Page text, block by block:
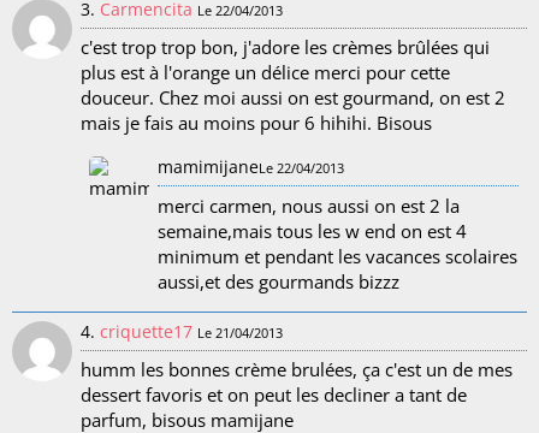
3. Carmencita Le 22/04/2013
c'est trop trop bon, j'adore les crèmes brûlées qui
plus est à l'orange un délice merci pour cette
douceur. Chez moi aussi on est gourmand, on est 2
mais je fais au moins pour 6 hihihi. Bisous
mamimijaneLe 22/04/2013
merci carmen, nous aussi on est 2 la
semaine,mais tous les w end on est 4
minimum et pendant les vacances scolaires
aussi,et des gourmands bizzz
4. criquette17 Le 21/04/2013
humm les bonnes crème brulées, ça c'est un de mes
dessert favoris et on peut les decliner a tant de
parfum, bisous mamijane